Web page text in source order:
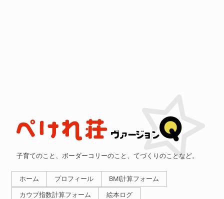
子育てのこと、ボーダーコリーのこと、てづくりのことなど。
ホーム プロフィール BMI計算フォーム
カウプ指数計算フォーム 絵本ログ